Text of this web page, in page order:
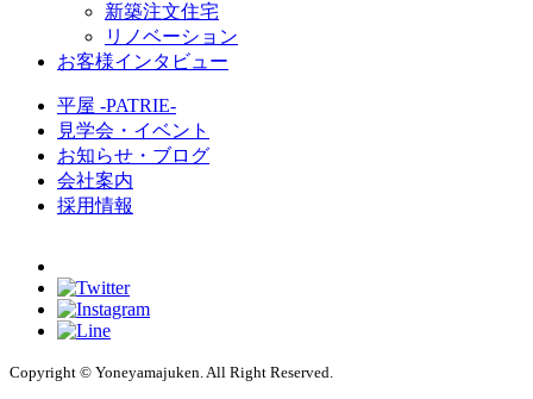
新築注文住宅
リノベーション
お客様インタビュー
平屋 -PATRIE-
見学会・イベント
お知らせ・ブログ
会社案内
採用情報
Copyright © Yoneyamajuken. All Right Reserved.